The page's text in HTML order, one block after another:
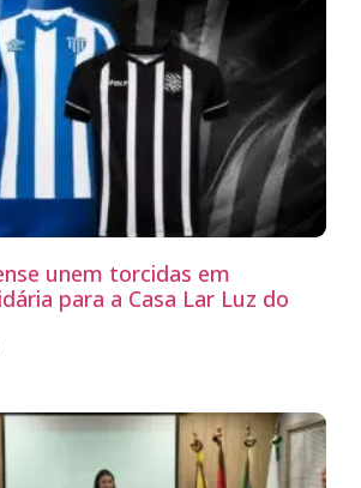
unem torcidas em
para a Casa Lar Luz do